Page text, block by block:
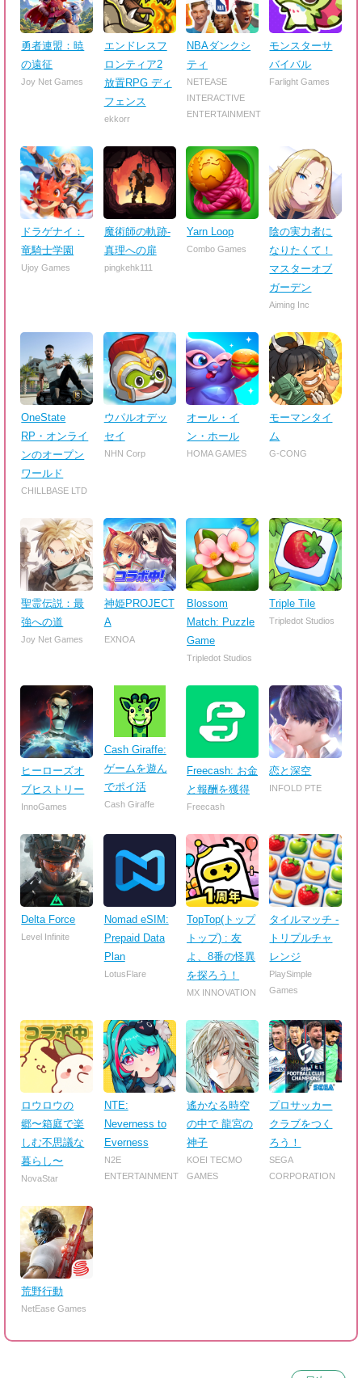
勇者連盟：暁
の遠征
Joy Net Games
エンドレスフ
ロンティア2
放置RPG ディ
フェンス
ekkorr
NBAダンクシ
ティ
NETEASE
INTERACTIVE
ENTERTAINMENT
モンスターサ
バイバル
Farlight Games
ドラゲナイ：
竜騎士学園
Ujoy Games
魔術師の軌跡-
真理への扉
pingkehk111
Yarn Loop
Combo Games
陰の実力者に
なりたくて！
マスターオブ
ガーデン
Aiming Inc
OneState
RP・オンライ
ンのオープン
ワールド
CHILLBASE LTD
ウパルオデッ
セイ
NHN Corp
オール・イ
ン・ホール
HOMA GAMES
モーマンタイ
ム
G-CONG
聖霊伝説：最
強への道
Joy Net Games
神姫PROJECT
A
EXNOA
Blossom
Match: Puzzle
Game
Tripledot Studios
Triple Tile
Tripledot Studios
ヒーローズオ
ブヒストリー
InnoGames
Cash Giraffe:
ゲームを遊ん
でポイ活
Cash Giraffe
Freecash: お金
と報酬を獲得
Freecash
恋と深空
INFOLD PTE
Delta Force
Level Infinite
Nomad eSIM:
Prepaid Data
Plan
LotusFlare
TopTop(トップ
トップ) : 友
よ、8番の怪異
を探ろう！
MX INNOVATION
タイルマッチ -
トリプルチャ
レンジ
PlaySimple
Games
ロウロウの
郷〜箱庭で楽
しむ不思議な
暮らし〜
NovaStar
NTE:
Neverness to
Everness
N2E
ENTERTAINMENT
遙かなる時空
の中で 龍宮の
神子
KOEI TECMO
GAMES
プロサッカー
クラブをつく
ろう！
SEGA
CORPORATION
荒野行動
NetEase Games